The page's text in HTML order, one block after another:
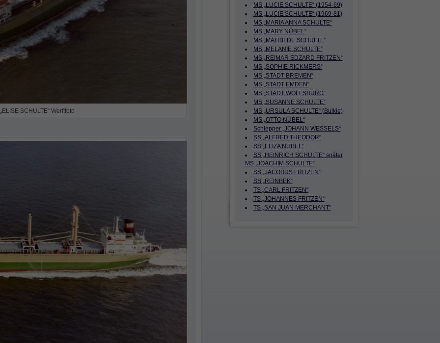
SCHULTE“ Werftfoto
MS „LUCIE SCHULTE“ (1954-69)
MS „LUCIE SCHULTE“ (1969-81)
MS „MARIA ANNA SCHULTE“
MS „MARY NÜBEL“
MS „MATHILDE SCHULTE“
MS „MELANIE SCHULTE“
MS „REIMAR EDZARD FRITZEN“
MS „SOPHIE RICKMERS“
MS „STADT BREMEN“
MS „STADT EMDEN“
MS „STADT WOLFSBURG“
MS „SUSANNE SCHULTE“
MS „URSULA SCHULTE“ (Bulkie)
MS „OTTO NÜBEL“
Schlepper „JOHANN WESSELS“
SS „ALFRED THEODOR“
SS „ELIZA NÜBEL“
SS „HEINRICH SCHULTE“ später
MS „JOACHIM SCHULTE“
SS „JACOBUS FRITZEN“
SS „REINBEK“
TS „CARL FRITZEN“
TS „JOHANNES FRITZEN“
TS „SAN JUAN MERCHANT“